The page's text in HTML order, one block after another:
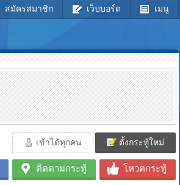
สมัครสมาชิก เว็บบอร์ด เมนู
เข้าได้ทุกคน ตั้งกระทู้ใหม่
ติดตามกระทู้ โหวตกระทู้